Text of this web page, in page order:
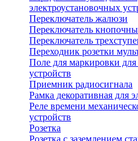
электроустановочных
Переключатель жалюзи
Переключатель
Переключатель
Переходник розетки
Поле для маркировки
устройств
Приемник радиосигнала
Рамка декоративная для
Реле времени
устройств
Розетка
Розетка с заземлением